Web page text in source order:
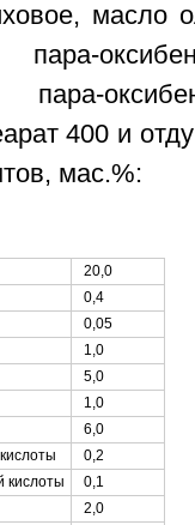
масло
400 и
мас.%:
20,0
0,4
0,05
1,0
5,0
1,0
6,0
0,2
кислоты
0,1
2,0